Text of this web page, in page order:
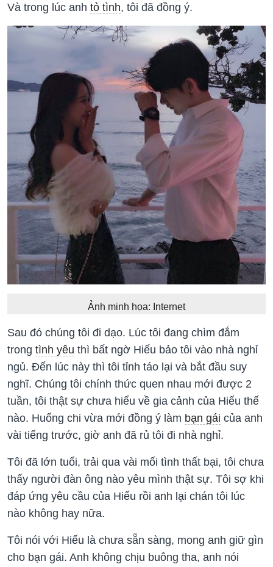
Và trong lúc anh tỏ tình, tôi đã đồng ý.
Ảnh minh họa: Internet
Sau đó chúng tôi đi dạo. Lúc tôi đang chìm đắm
trong tình yêu thì bất ngờ Hiếu bảo tôi vào nhà nghỉ
ngủ. Đến lúc này thì tôi tỉnh táo lại và bắt đầu suy
nghĩ. Chúng tôi chính thức quen nhau mới được 2
tuần, tôi thật sự chưa hiểu về gia cảnh của Hiếu thế
nào. Huống chi vừa mới đồng ý làm bạn gái của anh
vài tiếng trước, giờ anh đã rủ tôi đi nhà nghỉ.
Tôi đã lớn tuổi, trải qua vài mối tình thất bại, tôi chưa
thấy người đàn ông nào yêu mình thật sự. Tôi sợ khi
đáp ứng yêu cầu của Hiếu rồi anh lại chán tôi lúc
nào không hay nữa.
Tôi nói với Hiếu là chưa sẵn sàng, mong anh giữ gìn
cho bạn gái. Anh không chịu buông tha, anh nói